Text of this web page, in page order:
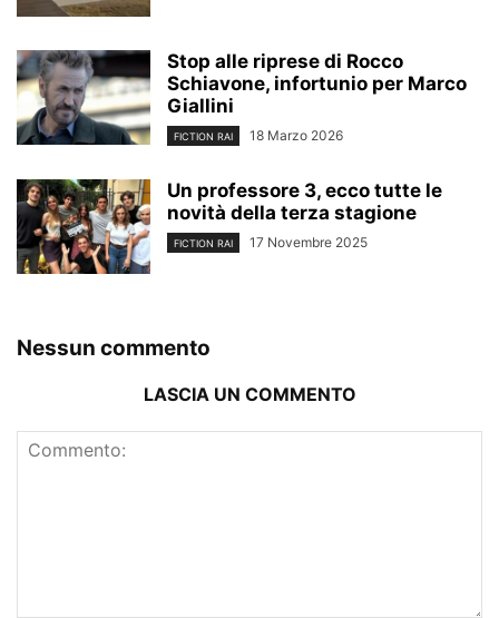
Stop alle riprese di Rocco
Schiavone, infortunio per Marco
Giallini
FICTION RAI 18 Marzo 2026
Un professore 3, ecco tutte le
novità della terza stagione
FICTION RAI 17 Novembre 2025
Nessun commento
LASCIA UN COMMENTO